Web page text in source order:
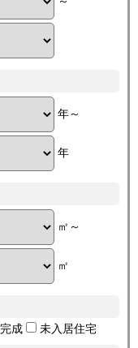
年～
年
㎡～
㎡
完成 未入居住宅